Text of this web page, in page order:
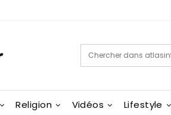
Religion Vidéos Lifestyle